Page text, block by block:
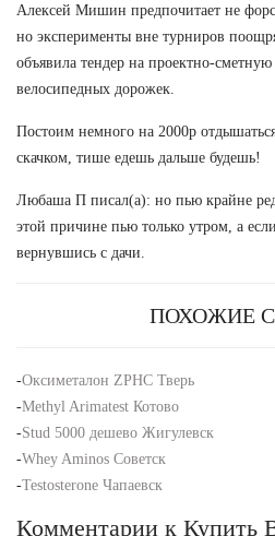
Алексей Мишин предпочитает не
но эксперименты вне турниров
объявила тендер на проектно-
велосипедных дорожек.
Постоим немного на 2000р
скачком, тише едешь дальше будешь!
Любаша П писал(а): но пью крайне
этой причине пью только утром, а
вернувшись с дачи.
ПОХОЖИЕ
-Оксиметалон ZPHC Тверь
-Methyl Arimatest Котово
-Stud 5000 дешево Жигулевск
-Whey Aminos Советск
-Testosterone Чапаевск
Комментарии к Купить